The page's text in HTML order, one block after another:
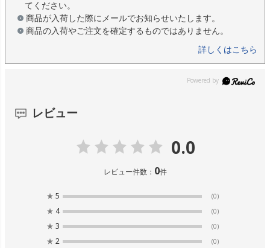
てください。
商品が入荷した際にメールでお知らせいたします。
商品の入荷やご注文を確定するものではありません。
詳しくはこちら
レビュー
0.0
レビュー件数： 0件
★ 5 (0)
★ 4 (0)
★ 3 (0)
★ 2 (0)